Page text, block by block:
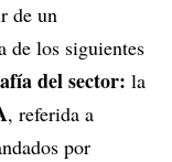
de un
de los siguientes
del sector: la
, referida a
por